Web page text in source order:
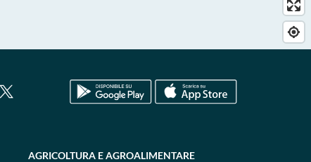
AGRICOLTURA E AGROALIMENTARE